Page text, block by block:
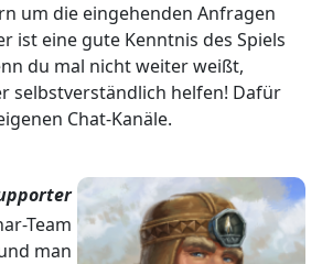
um die eingehenden Anfragen
ist eine gute Kenntnis des Spiels
du mal nicht weiter weißt,
selbstverständlich helfen! Dafür
Chat-Kanäle.
Team
man